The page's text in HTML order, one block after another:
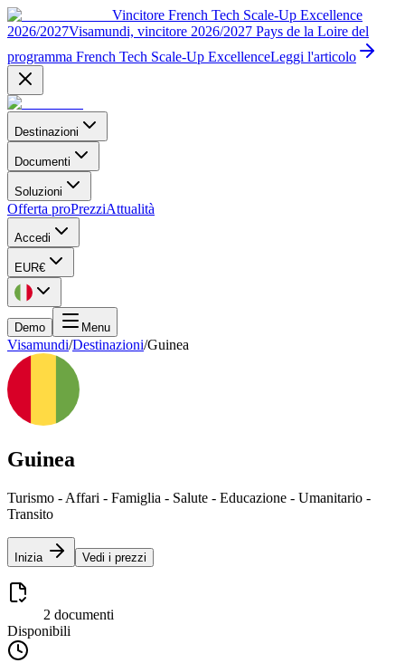
Vincitore French Tech Scale-Up Excellence
2026/2027Visamundi, vincitore 2026/2027 Pays de la Loire del
programma French Tech Scale-Up ExcellenceLeggi l'articolo
Destinazioni
Documenti
Soluzioni
Offerta proPrezziAttualità
Accedi
EUR€
Demo Menu
Visamundi/Destinazioni/Guinea
Guinea
Turismo - Affari - Famiglia - Salute - Educazione - Umanitario -
Transito
Inizia Vedi i prezzi
2 documenti
Disponibili